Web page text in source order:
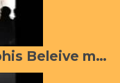
Pete Dunaway and Memphis Beleive me Darling I''l be fine Medley